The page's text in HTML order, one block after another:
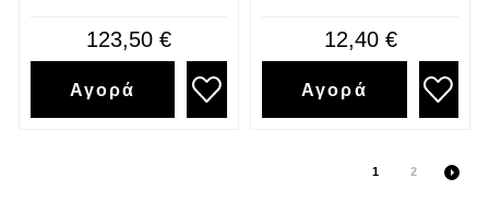
123,50 €
Αγορά
12,40 €
Αγορά
1 2